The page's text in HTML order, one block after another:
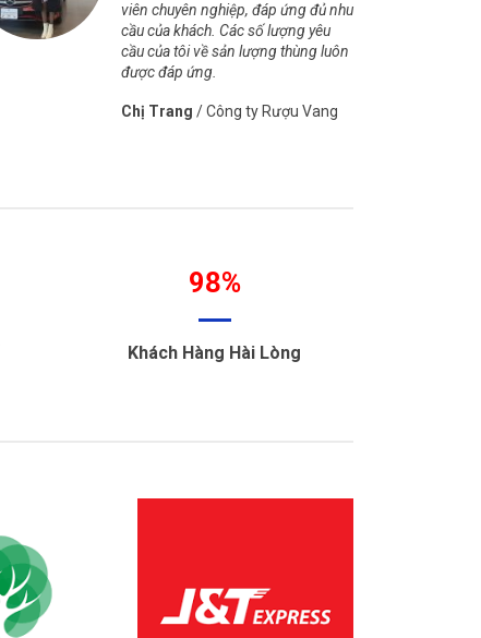
viên chuyên nghiệp, đáp ứng đủ nhu
cầu của khách. Các số lượng yêu
cầu của tôi về sản lượng thùng luôn
được đáp ứng.
Chị Trang /Công ty Rượu Vang
98%
Khách Hàng Hài Lòng